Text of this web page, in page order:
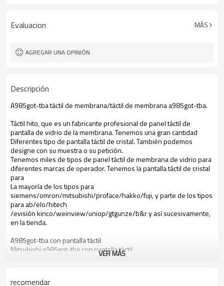
Evaluacion MÁS
AGREGAR UNA OPINIÓN
Descripción
A985got-tba táctil de membrana/táctil de membrana a985got-tba.
Táctil hito, que es un fabricante profesional de panel táctil de
pantalla de vidrio de la membrana. Tenemos una gran cantidad
Diferentes tipo de pantalla táctil de cristal. También podemos
designe con su muestra o su petición.
Tenemos miles de tipos de panel táctil de membrana de vidrio para
diferentes marcas de operador. Tenemos la pantalla táctil de cristal
para
La mayoría de los tipos para
siemens/omron/mitsubishi/proface/hakko/fuji, y parte de los tipos
para ab/elo/hitech
/evisión kinco/weinview/uniop/gtgunze/b&r y así sucesivamente,
en la tienda.
A985got-tba con pantalla táctil
Mitsubishi a985got-tba con pantalla táctil
A985got-tba con pantalla táctilVER MÁS
recomendar